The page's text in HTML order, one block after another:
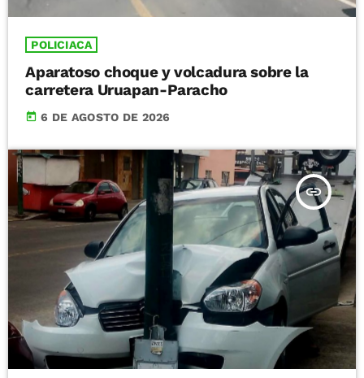
POLICIACA
Aparatoso choque y volcadura sobre la
carretera Uruapan-Paracho
today 6 DE AGOSTO DE 2026
insert_link